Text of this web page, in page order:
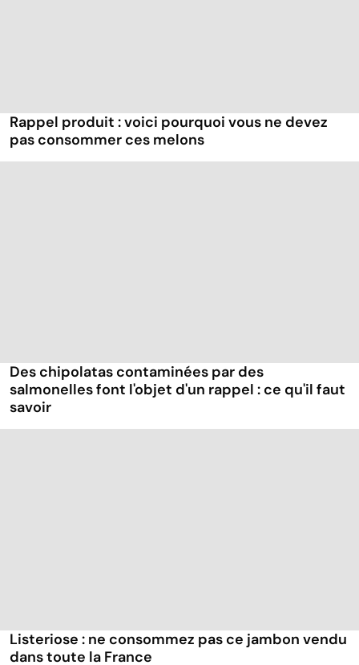
Rappel produit : voici pourquoi vous ne devez
pas consommer ces melons
Des chipolatas contaminées par des
salmonelles font l'objet d'un rappel : ce qu'il faut
savoir
Listeriose : ne consommez pas ce jambon vendu
dans toute la France